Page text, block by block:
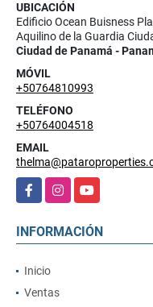
UBICACIÓN
Edificio Ocean Buisness
Aquilino de la Guardia
Ciudad de Panamá -
MÓVIL
+50764810993
TELÉFONO
+50764004518
EMAIL
FacebookInstagramYouTube
INFORMACIÓN
Inicio
Ventas